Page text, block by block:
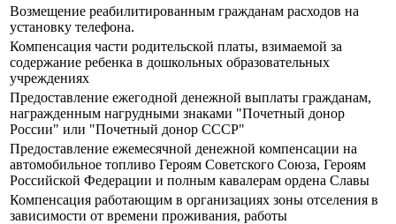
Возмещение реабилитированным гражданам расходов на
установку телефона.
Компенсация части родительской платы, взимаемой за
содержание ребенка в дошкольных образовательных
учреждениях
Предоставление ежегодной денежной выплаты гражданам,
награжденным нагрудными знаками "Почетный донор
России" или "Почетный донор СССР"
Предоставление ежемесячной денежной компенсации на
автомобильное топливо Героям Советского Союза, Героям
Российской Федерации и полным кавалерам ордена Славы
Компенсация работающим в организациях зоны отселения в
зависимости от времени проживания, работы